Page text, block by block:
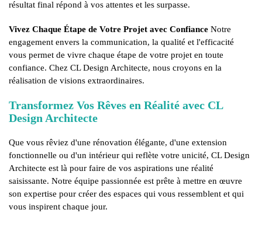
résultat final répond à vos attentes et les surpasse.
Vivez Chaque Étape de Votre Projet avec Confiance Notre
engagement envers la communication, la qualité et l'efficacité
vous permet de vivre chaque étape de votre projet en toute
confiance. Chez CL Design Architecte, nous croyons en la
réalisation de visions extraordinaires.
Transformez Vos Rêves en Réalité avec CL
Design Architecte
Que vous rêviez d'une rénovation élégante, d'une extension
fonctionnelle ou d'un intérieur qui reflète votre unicité, CL Design
Architecte est là pour faire de vos aspirations une réalité
saisissante. Notre équipe passionnée est prête à mettre en œuvre
son expertise pour créer des espaces qui vous ressemblent et qui
vous inspirent chaque jour.